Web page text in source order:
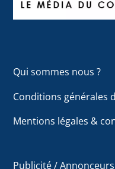
Qui sommes nous ?
Conditions générales
Mentions légales &
Publicité / Annonceurs